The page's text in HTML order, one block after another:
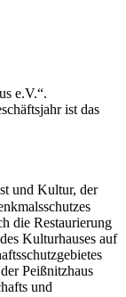
e.V.“.
ist das
und Kultur, der
die Restaurierung
Kulturhauses auf
Peißnitzhaus
und